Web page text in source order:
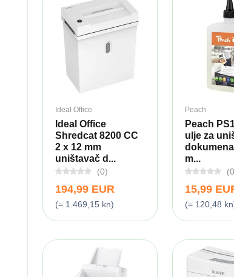
Ideal Office
Ideal Office
Shredcat 8200 CC
2 x 12 mm
uništavač d...
(0)
194,99 EUR
(= 1.469,15 kn)
Peach
Peach
ulje za
m...
15,99
(= 120,48